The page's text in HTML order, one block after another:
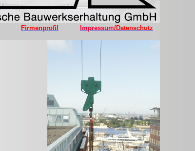
Firmenprofil Impressum/Datenschutz